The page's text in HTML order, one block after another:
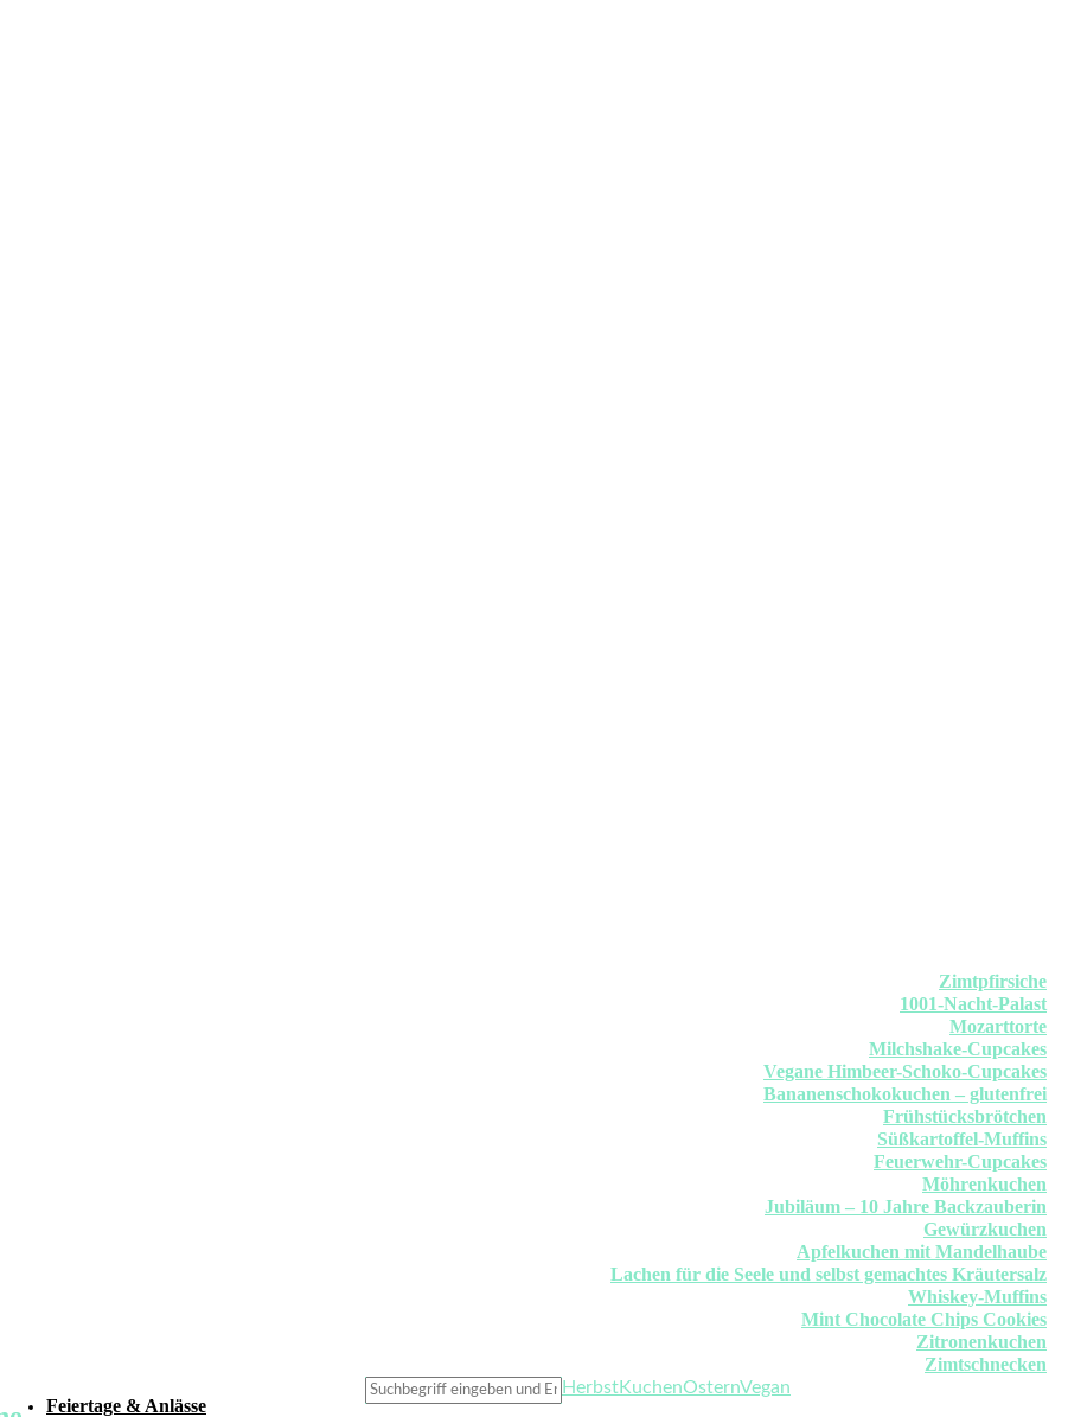
Zimtpfirsiche
1001-Nacht-Palast
Mozarttorte
Milchshake-Cupcakes
Vegane Himbeer-Schoko-Cupcakes
Bananenschokokuchen – glutenfrei
Frühstücksbrötchen
Süßkartoffel-Muffins
Feuerwehr-Cupcakes
Möhrenkuchen
Jubiläum – 10 Jahre Backzauberin
Gewürzkuchen
Apfelkuchen mit Mandelhaube
Lachen für die Seele und selbst gemachtes Kräutersalz
Whiskey-Muffins
Mint Chocolate Chips Cookies
Zitronenkuchen
Zimtschnecken
Feiertage & Anlässe
HerbstKuchenOsternVegan